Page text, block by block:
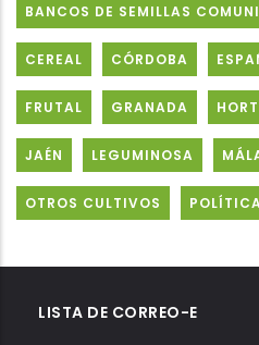
BANCOS DE SEMILLAS
CEREAL CÓRDOBA
FRUTAL GRANADA
JAÉN LEGUMINOSA
OTROS CULTIVOS
LISTA DE CORREO-E